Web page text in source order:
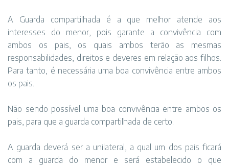
A Guarda compartilhada é a que melhor atende aos
interesses do menor, pois garante a convivência com
ambos os pais, os quais ambos terão as mesmas
responsabilidades, direitos e deveres em relação aos filhos.
Para tanto, é necessária uma boa convivência entre ambos
os pais.
Não sendo possível uma boa convivência entre ambos os
pais, para que a guarda compartilhada de certo.
A guarda deverá ser a unilateral, a qual um dos pais ficará
com a guarda do menor e será estabelecido o que